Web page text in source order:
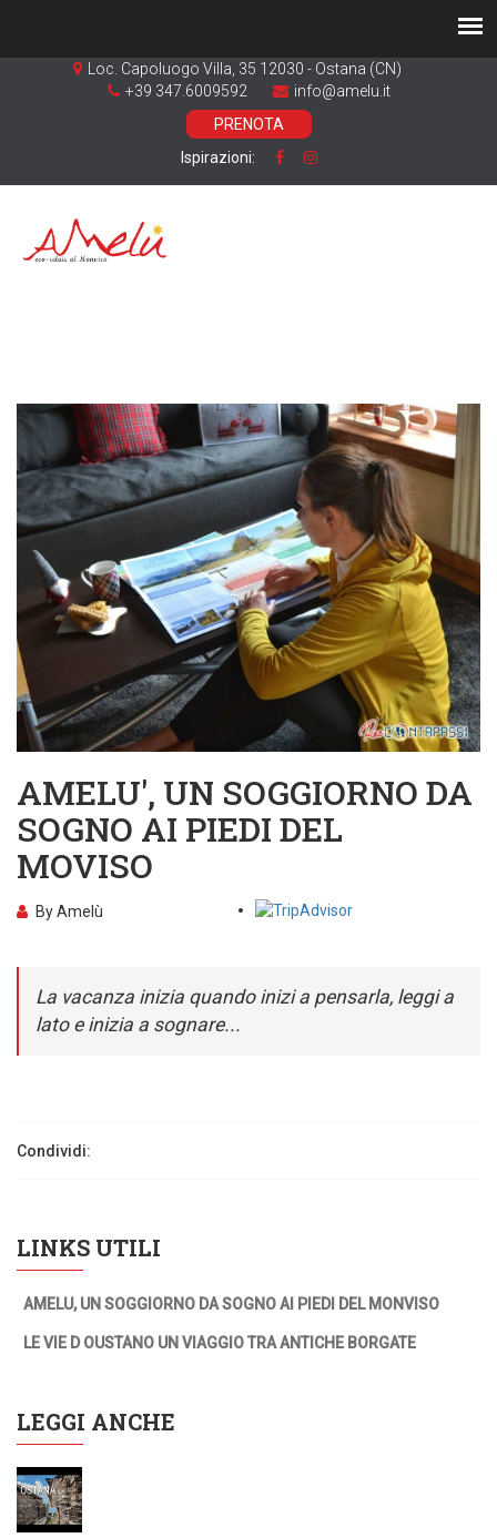
Loc. Capoluogo Villa, 35 12030 - Ostana (CN)
+39 347.6009592
info@amelu.it
PRENOTA
Ispirazioni:
AMELU', UN SOGGIORNO DA
SOGNO AI PIEDI DEL
MOVISO
ByAmelù
La vacanza inizia quando inizi a pensarla, leggi a
lato e inizia a sognare...
Condividi:
LINKS UTILI
AMELU, UN SOGGIORNO DA SOGNO AI PIEDI DEL MONVISO
LE VIE D OUSTANO UN VIAGGIO TRA ANTICHE BORGATE
LEGGI ANCHE